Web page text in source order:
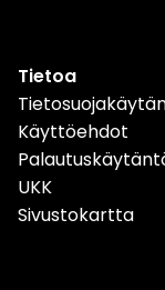
Tietoa
Käyttöehdot
UKK
Sivustokartta